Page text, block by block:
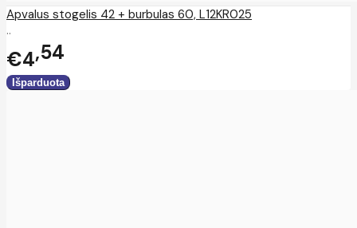
Apvalus stogelis 42 + burbulas 60, L12KR025
..
€4 54